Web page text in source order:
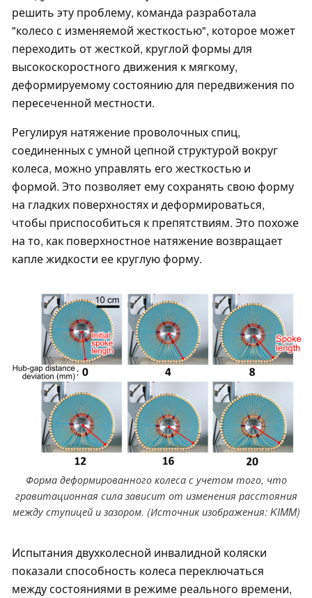
решить эту проблему, команда разработала
"колесо с изменяемой жесткостью", которое может
переходить от жесткой, круглой формы для
высокоскоростного движения к мягкому,
деформируемому состоянию для передвижения по
пересеченной местности.
Регулируя натяжение проволочных спиц,
соединенных с умной цепной структурой вокруг
колеса, можно управлять его жесткостью и
формой. Это позволяет ему сохранять свою форму
на гладких поверхностях и деформироваться,
чтобы приспособиться к препятствиям. Это похоже
на то, как поверхностное натяжение возвращает
капле жидкости ее круглую форму.
Форма деформированного колеса с учетом того, что
гравитационная сила зависит от изменения расстояния
между ступицей и зазором. (Источник изображения: KIMM)
Испытания двухколесной инвалидной коляски
показали способность колеса переключаться
между состояниями в режиме реального времени,